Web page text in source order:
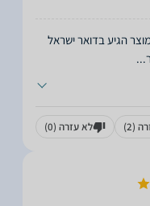
הגיע בדואר ישראל
...
(2) לא עזרה (0)